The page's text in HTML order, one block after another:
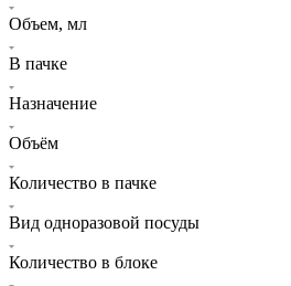
Объем, мл
В пачке
Назначение
Объём
Количество в пачке
Вид одноразовой посуды
Количество в блоке